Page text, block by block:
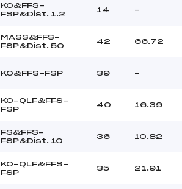
KO&FFS-
FSP&Dist. 1.2
14 –
MASS&FFS-
FSP&Dist. 50
42 66.72
KO&FFS-FSP 39 –
KO-QLF&FFS-
FSP
40 16.39
FS&FFS-
FSP&Dist. 10
36 10.82
KO-QLF&FFS-
FSP
35 21.91